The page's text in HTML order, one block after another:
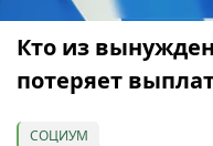
Кто из
потеряет
СОЦИУМ